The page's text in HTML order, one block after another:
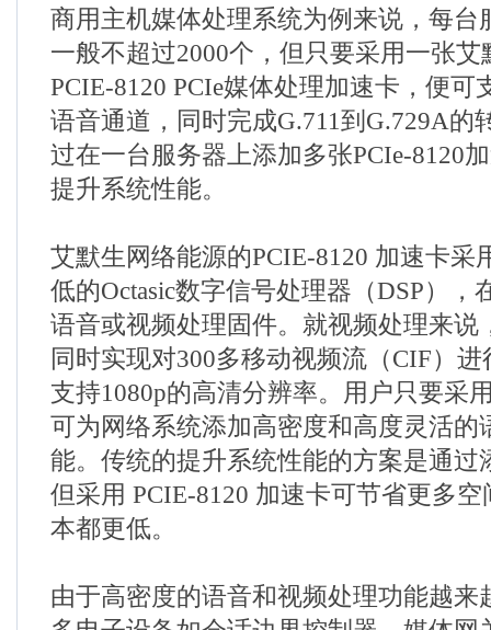
商用主机媒体处理系统为例来说，每台
一般不超过2000个，但只要采用一张
PCIE-8120 PCIe媒体处理加速卡，便可
语音通道，同时完成G.711到G.729A的
过在一台服务器上添加多张PCIe-8120
提升系统性能。
艾默生网络能源的PCIE-8120 加速卡采
低的Octasic数字信号处理器（DSP），
语音或视频处理固件。就视频处理来说
同时实现对300多移动视频流（CIF）
支持1080p的高清分辨率。用户只要采
可为网络系统添加高密度和高度灵活的
能。传统的提升系统性能的方案是通过
但采用 PCIE-8120 加速卡可节省更多
本都更低。
由于高密度的语音和视频处理功能越来